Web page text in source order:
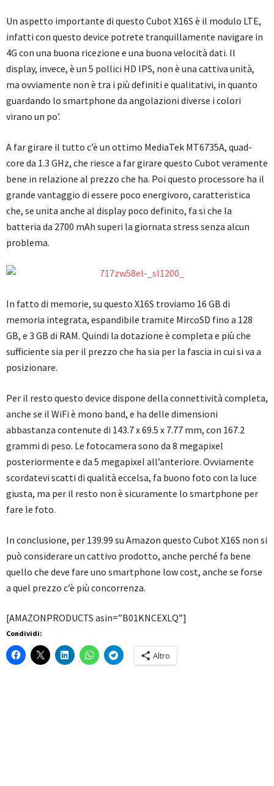
Un aspetto importante di questo Cubot X16S è il modulo LTE,
infatti con questo device potrete tranquillamente navigare in
4G con una buona ricezione e una buona velocità dati. Il
display, invece, è un 5 pollici HD IPS, non è una cattiva unità,
ma ovviamente non è tra i più definiti e qualitativi, in quanto
guardando lo smartphone da angolazioni diverse i colori
virano un po’.
A far girare il tutto c’è un ottimo MediaTek MT6735A, quad-
core da 1.3 GHz, che riesce a far girare questo Cubot veramente
bene in relazione al prezzo che ha. Poi questo processore ha il
grande vantaggio di essere poco energivoro, caratteristica
che, se unita anche al display poco definito, fa si che la
batteria da 2700 mAh superi la giornata stress senza alcun
problema.
In fatto di memorie, su questo X16S troviamo 16 GB di
memoria integrata, espandibile tramite MircoSD fino a 128
GB, e 3 GB di RAM. Quindi la dotazione è completa e più che
sufficiente sia per il prezzo che ha sia per la fascia in cui si va a
posizionare.
Per il resto questo device dispone della connettività completa,
anche se il WiFi è mono band, e ha delle dimensioni
abbastanza contenute di 143.7 x 69.5 x 7.77 mm, con 167.2
grammi di peso. Le fotocamera sono da 8 megapixel
posteriormente e da 5 megapixel all’anteriore. Ovviamente
scordatevi scatti di qualità eccelsa, fa buono foto con la luce
giusta, ma per il resto non è sicuramente lo smartphone per
fare le foto.
In conclusione, per 139.99 su Amazon questo Cubot X16S non si
può considerare un cattivo prodotto, anche perché fa bene
quello che deve fare uno smartphone low cost, anche se forse
a quel prezzo c’è più concorrenza.
[AMAZONPRODUCTS asin=”B01KNCEXLQ”]
Condividi:
Altro